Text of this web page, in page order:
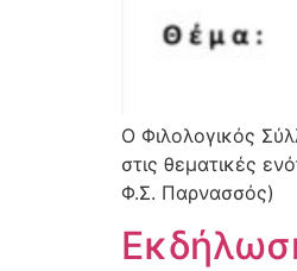
Ο Φιλολογικός
στις θεματικές
Φ.Σ. Παρνασσός)